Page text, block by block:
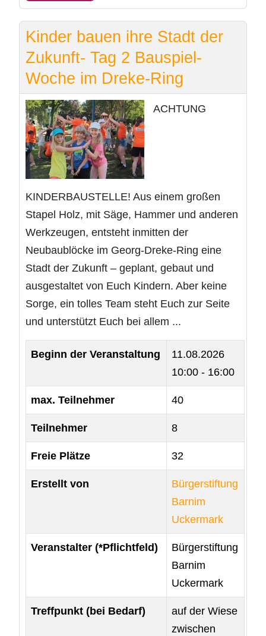
Kinder bauen ihre Stadt der
Zukunft- Tag 2 Bauspiel-
Woche im Dreke-Ring
ACHTUNG
KINDERBAUSTELLE! Aus einem großen
Stapel Holz, mit Säge, Hammer und anderen
Werkzeugen, entsteht inmitten der
Neubaublöcke im Georg-Dreke-Ring eine
Stadt der Zukunft – geplant, gebaut und
ausgestaltet von Euch Kindern. Aber keine
Sorge, ein tolles Team steht Euch zur Seite
und unterstützt Euch bei allem ...
Beginn der Veranstaltung
11.08.2026
10:00 - 16:00
max. Teilnehmer 40
Teilnehmer 8
Freie Plätze 32
Erstellt von
Bürgerstiftung
Barnim
Uckermark
Veranstalter (*Pflichtfeld)
Bürgerstiftung
Barnim
Uckermark
Treffpunkt (bei Bedarf)
auf der Wiese
zwischen